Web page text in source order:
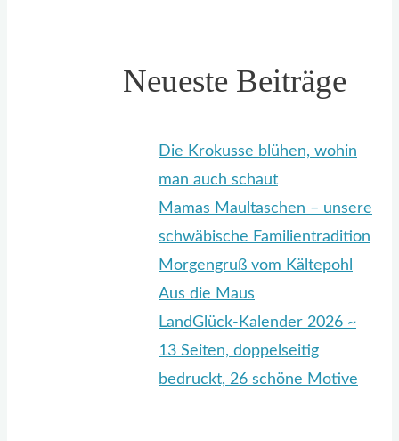
Neueste Beiträge
Die Krokusse blühen, wohin
man auch schaut
Mamas Maultaschen – unsere
schwäbische Familientradition
Morgengruß vom Kältepohl
Aus die Maus
LandGlück-Kalender 2026 ~
13 Seiten, doppelseitig
bedruckt, 26 schöne Motive